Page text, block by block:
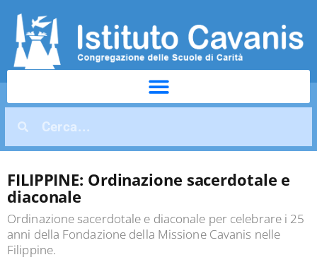
FILIPPINE: Ordinazione sacerdotale e
diaconale
Ordinazione sacerdotale e diaconale per celebrare i 25
anni della Fondazione della Missione Cavanis nelle
Filippine.